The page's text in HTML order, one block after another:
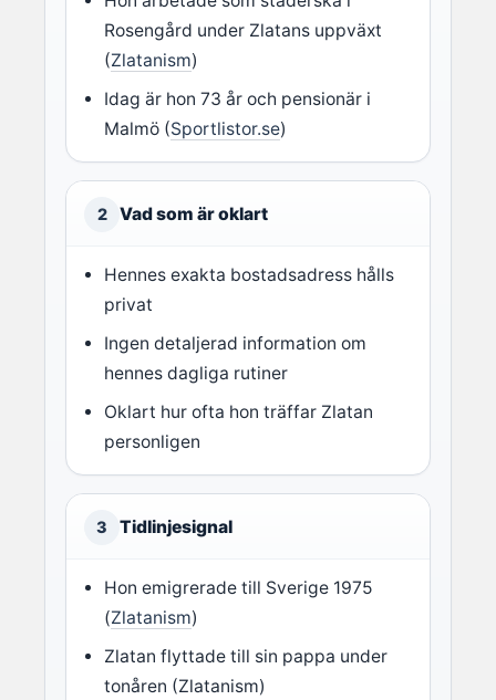
Rosengård under Zlatans uppväxt
(Zlatanism)
Idag är hon 73 år och pensionär i
Malmö (Sportlistor.se)
2 Vad som är oklart
Hennes exakta bostadsadress hålls
privat
Ingen detaljerad information om
hennes dagliga rutiner
Oklart hur ofta hon träffar Zlatan
personligen
3 Tidlinjesignal
Hon emigrerade till Sverige 1975
(Zlatanism)
Zlatan flyttade till sin pappa under
tonåren (Zlatanism)